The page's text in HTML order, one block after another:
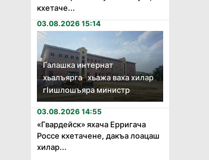
кхетаче...
03.08.2026 15:14
Галашка интернат
хьалъярга хьажа ваха хилар
гӏишлошъяра министр
03.08.2026 14:55
«Гвардейск» яхача Ерригача
Россе кхетачене, дакъа лоацаш
хилар...